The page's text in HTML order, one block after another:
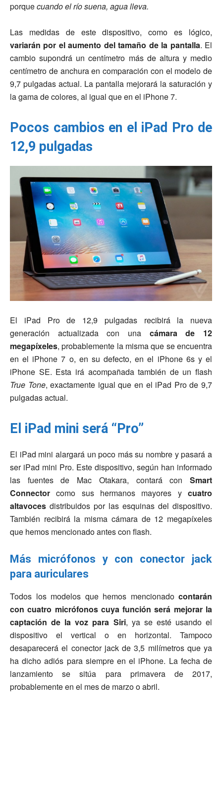
porquecuando el río suena, agua lleva.
Las medidas de este dispositivo, como es lógico,
variarán por el aumento del tamaño de la pantalla. El
cambio supondrá un centímetro más de altura y medio
centímetro de anchura en comparación con el modelo de
9,7 pulgadas actual. La pantalla mejorará la saturación y
la gama de colores, al igual que en el iPhone 7.
Pocos cambios en el iPad Pro de
12,9 pulgadas
El iPad Pro de 12,9 pulgadas recibirá la nueva
generación actualizada con una cámara de 12
megapíxeles, probablemente la misma que se encuentra
en el iPhone 7 o, en su defecto, en el iPhone 6s y el
iPhone SE. Esta irá acompañada también de un flash
True Tone, exactamente igual que en el iPad Pro de 9,7
pulgadas actual.
El iPad mini será “Pro”
El iPad mini alargará un poco más su nombre y pasará a
ser iPad mini Pro. Este dispositivo, según han informado
las fuentes de Mac Otakara, contará con Smart
Connector como sus hermanos mayores ycuatro
altavoces distribuidos por las esquinas del dispositivo.
También recibirá la misma cámara de 12 megapíxeles
que hemos mencionado antes con flash.
Más micrófonos y con conector jack
para auriculares
Todos los modelos que hemos mencionado contarán
con cuatro micrófonos cuya función será mejorar la
captación de la voz para Siri, ya se esté usando el
dispositivo el vertical o en horizontal. Tampoco
desaparecerá el conector jack de 3,5 milímetros que ya
ha dicho adiós para siempre en el iPhone. La fecha de
lanzamiento se sitúa para primavera de 2017,
probablemente en el mes de marzo o abril.